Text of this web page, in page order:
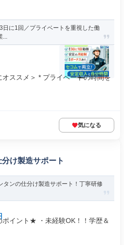
日に1回／プライベートを重視した働
...
ススメ＞ * プライベートの時間を
気になる
け製造サポート
タンの仕分け製造サポート！丁寧研修
イント★ ・未経験OK！！学歴＆